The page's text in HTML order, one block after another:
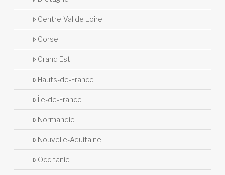
Centre-Val de Loire
Corse
Grand Est
Hauts-de-France
Île-de-France
Normandie
Nouvelle-Aquitaine
Occitanie